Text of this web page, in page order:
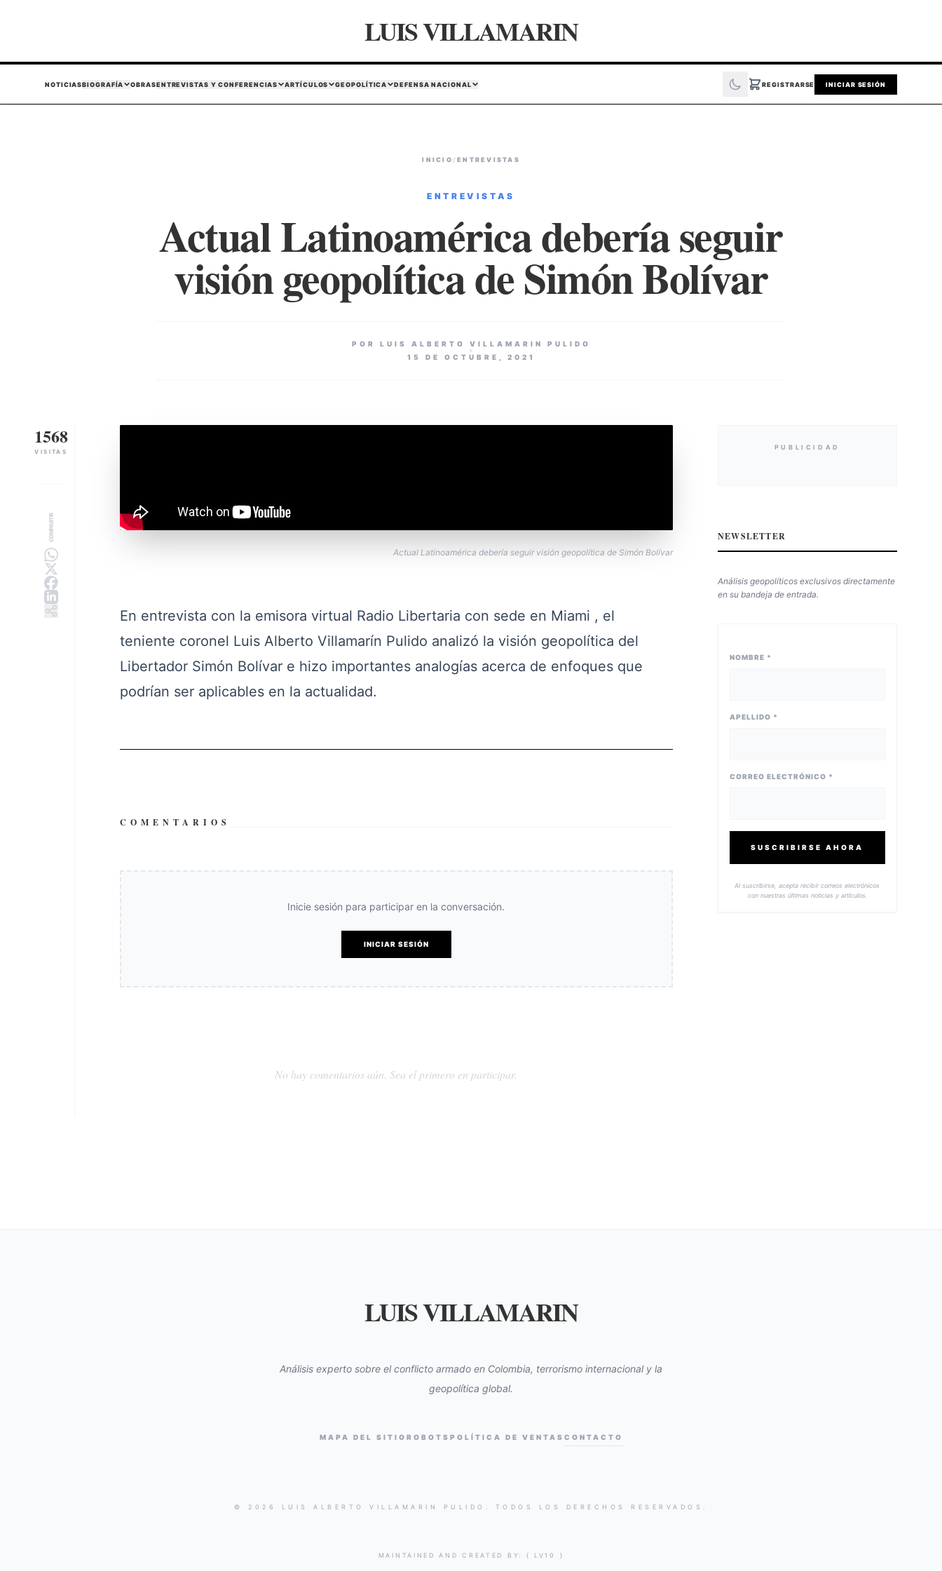
LUIS VILLAMARIN
NOTICIASBIOGRAFÍA OBRASENTREVISTAS Y CONFERENCIAS ARTÍCULOS GEOPOLÍTICA DEFENSA NACIONAL REGISTRARSE INICIAR SESIÓN
INICIO / ENTREVISTAS
ENTREVISTAS
Actual Latinoamérica debería seguir
visión geopolítica de Simón Bolívar
POR LUIS ALBERTO VILLAMARIN PULIDO
15 DE OCTUBRE, 2021
1568
VISITAS
COMPARTIR
Actual Latinoamérica debería seguir visión geopolítica de Simón Bolívar
En entrevista con la emisora virtual Radio Libertaria con sede en Miami , el
teniente coronel Luis Alberto Villamarín Pulido analizó la visión geopolítica del
Libertador Simón Bolívar e hizo importantes analogías acerca de enfoques que
podrían ser aplicables en la actualidad.
COMENTARIOS
Inicie sesión para participar en la conversación.
INICIAR SESIÓN
No hay comentarios aún. Sea el primero en participar.
PUBLICIDAD
NEWSLETTER
Análisis geopolíticos exclusivos directamente
en su bandeja de entrada.
NOMBRE *
APELLIDO *
CORREO ELECTRÓNICO *
SUSCRIBIRSE AHORA
Al suscribirse, acepta recibir correos electrónicos
con nuestras últimas noticias y artículos.
LUIS VILLAMARIN
Análisis experto sobre el conflicto armado en Colombia, terrorismo internacional y la
geopolítica global.
MAPA DEL SITIO ROBOTS POLÍTICA DE VENTAS CONTACTO
© 2026 LUIS ALBERTO VILLAMARIN PULIDO. TODOS LOS DERECHOS RESERVADOS.
MAINTAINED AND CREATED BY: { LV10 }